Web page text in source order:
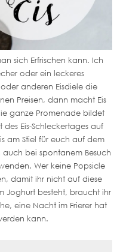
sich Erfrischen kann. Ich
oder ein leckeres
anderen Eisdiele die
Preisen, dann macht Eis
ganze Promenade bildet
Eis-Schleckertages auf
am Stiel für euch auf dem
bei spontanem Besuch
Wer keine Popsicle
damit ihr nicht auf diese
Joghurt besteht, braucht ihr
eine Nacht im Frierer hat
kann.